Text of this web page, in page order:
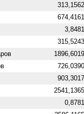
313,1562
674,4161
3,8481
315,5243
1896,6019
726,0390
903,3017
2541,1365
0,8781